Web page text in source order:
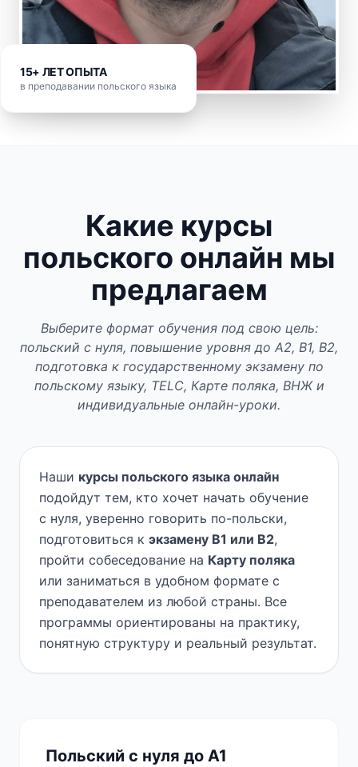
15+ ЛЕТ ОПЫТА
в преподавании польского языка
Какие курсы
польского онлайн мы
предлагаем
Выберите формат обучения под свою цель:
польский с нуля, повышение уровня до A2, B1, B2,
подготовка к государственному экзамену по
польскому языку, TELC, Карте поляка, ВНЖ и
индивидуальные онлайн-уроки.
Наши курсы польского языка онлайн
подойдут тем, кто хочет начать обучение
с нуля, уверенно говорить по-польски,
подготовиться к экзамену B1 или B2,
пройти собеседование на Карту поляка
или заниматься в удобном формате с
преподавателем из любой страны. Все
программы ориентированы на практику,
понятную структуру и реальный результат.
Польский с нуля до A1